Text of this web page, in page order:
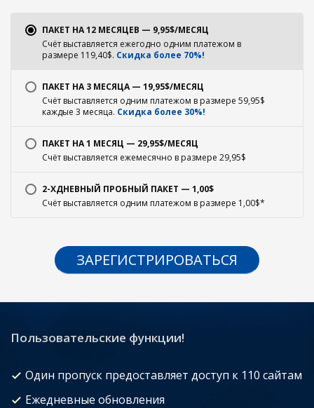
ПАКЕТ НА 12 МЕСЯЦЕВ — 9,95$/МЕСЯЦ
Счёт выставляется ежегодно одним платежом в
размере 119,40$. Скидка более 70%!
ПАКЕТ НА 3 МЕСЯЦА — 19,95$/МЕСЯЦ
Счёт выставляется одним платежом в размере 59,95$
каждые 3 месяца. Скидка более 30%!
ПАКЕТ НА 1 МЕСЯЦ — 29,95$/МЕСЯЦ
Счёт выставляется ежемесячно в размере 29,95$
2-ХДНЕВНЫЙ ПРОБНЫЙ ПАКЕТ — 1,00$
Счёт выставляется одним платежом в размере 1,00$*
ЗАРЕГИСТРИРОВАТЬСЯ
Пользовательские функции!
Один пропуск предоставляет доступ к 110 сайтам
Ежедневные обновления